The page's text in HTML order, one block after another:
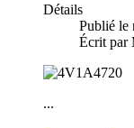
Détails
Publié le
Écrit par
...